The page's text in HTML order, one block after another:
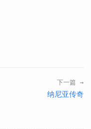
下一篇 →
纳尼亚传奇